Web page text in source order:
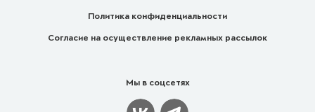
Политика конфиденциальности
Согласие на осуществление рекламных рассылок
Мы в соцсетях